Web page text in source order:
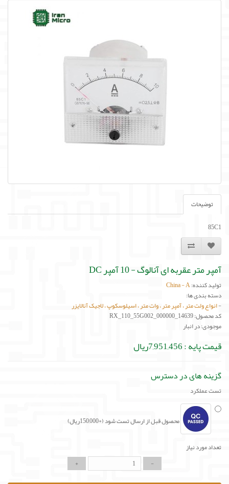
توضیحات
85C1
آمپر متر عقربه ای آنالوگ - 10 آمپر DC
تولید کننده:China - A
دسته بندی ها:
-انواع ولت متر ، آمپر متر ، وات متر ، اسیلوسکوپ ، لاجیک آنالایزر
کد محصول: RX_110_55G002_000000_14639
موجودی: در انبار
قیمت پایه :7,951,456ریال
گزینه های در دسترس
تست عملکرد
محصول قبل از ارسال تست شود (+150,000ریال)
تعداد مورد نیاز